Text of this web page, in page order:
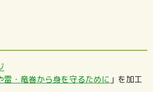
雷・竜巻から身を守るために 」を加工